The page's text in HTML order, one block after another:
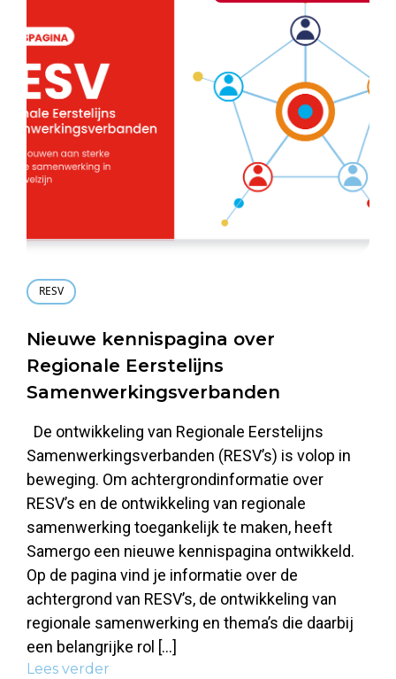
RESV
Nieuwe kennispagina over
Regionale Eerstelijns
Samenwerkingsverbanden
De ontwikkeling van Regionale Eerstelijns
Samenwerkingsverbanden (RESV’s) is volop in
beweging. Om achtergrondinformatie over
RESV’s en de ontwikkeling van regionale
samenwerking toegankelijk te maken, heeft
Samergo een nieuwe kennispagina ontwikkeld.
Op de pagina vind je informatie over de
achtergrond van RESV’s, de ontwikkeling van
regionale samenwerking en thema’s die daarbij
een belangrijke rol […]
Lees verder